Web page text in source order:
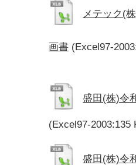
メテック(
画書 (Excel97-
盛田(株)令
(Excel97-2003:135
盛田(株)令